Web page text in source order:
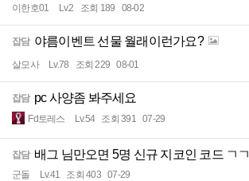
이한호01 Lv.2 조회 189 08-02
잡담 야름이벤트 선물 월래이런가요?
살모사 Lv.78 조회 229 08-01
잡담 pc 사양좀 봐주세요
Fd토레스 Lv.54 조회 391 07-29
잡담 배그 님만오면 5명 신규 지코인 코드 ㄱㄱ
군돌 Lv.41 조회 403 07-29